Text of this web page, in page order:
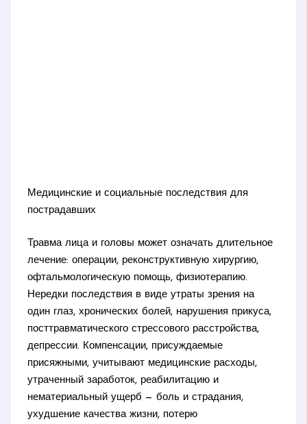
Медицинские и социальные последствия для
пострадавших
Травма лица и головы может означать длительное
лечение: операции, реконструктивную хирургию,
офтальмологическую помощь, физиотерапию.
Нередки последствия в виде утраты зрения на
один глаз, хронических болей, нарушения прикуса,
посттравматического стрессового расстройства,
депрессии. Компенсации, присуждаемые
присяжными, учитывают медицинские расходы,
утраченный заработок, реабилитацию и
нематериальный ущерб — боль и страдания,
ухудшение качества жизни, потерю